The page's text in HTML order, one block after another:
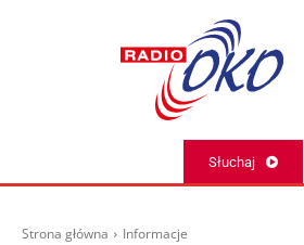
Słuchaj
Strona główna Informacje